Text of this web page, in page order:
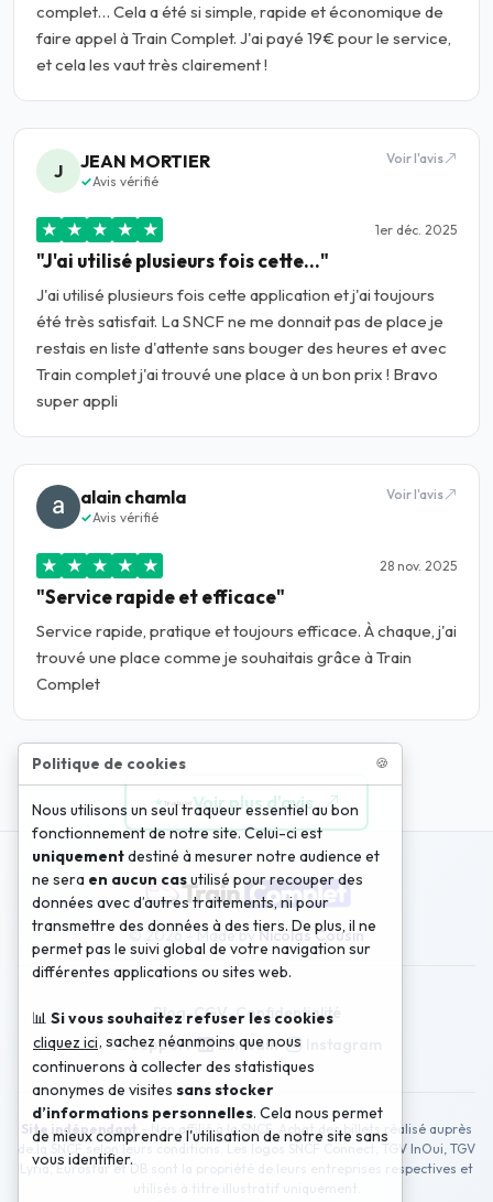
complet… Cela a été si simple, rapide et économique de
faire appel à Train Complet. J'ai payé 19€ pour le service,
et cela les vaut très clairement !
★ ★ ★ ★ ★ 1er déc. 2025
"J'ai utilisé plusieurs fois cette…"
J'ai utilisé plusieurs fois cette application et j'ai toujours
été très satisfait. La SNCF ne me donnait pas de place je
restais en liste d'attente sans bouger des heures et avec
Train complet j'ai trouvé une place à un bon prix ! Bravo
super appli
J JEAN MORTIER
Avis vérifié
Voir l'avis
★ ★ ★ ★ ★ 28 nov. 2025
"Service rapide et efficace"
Service rapide, pratique et toujours efficace. À chaque, j'ai
trouvé une place comme je souhaitais grâce à Train
Complet
alain chamla
Avis vérifié
Voir l'avis
Voir plus d'avis
© 2026 - Made byNicolas Cousin
Blog -CGV-Confidentialité
Support- LinkedIn-
Site indépendant - Non affilié à la SNCF. Achat des billets réalisé auprès
de la SNCF selon leurs conditions. Les logos SNCF Connect, TGV InOui, TGV
Lyria, Eurostar et DB sont la propriété de leurs entreprises respectives et
Politique de cookies 🍪
Nous utilisons un seul traqueur essentiel au bon
fonctionnement de notre site. Celui-ci est
uniquementdestiné à mesurer notre audience et
ne sera en aucun casutilisé pour recouper des
données avec d’autres traitements, ni pour
transmettre des données à des tiers. De plus, il ne
permet pas le suivi global de votre navigation sur
différentes applications ou sites web.
📊 Si vous souhaitez refuser les cookies
cliquez ici, sachez néanmoins que nous
continuerons à collecter des statistiques
anonymes de visites sans stocker
d’informations personnelles. Cela nous permet
de mieux comprendre l'utilisation de notre site sans
vous identifier.